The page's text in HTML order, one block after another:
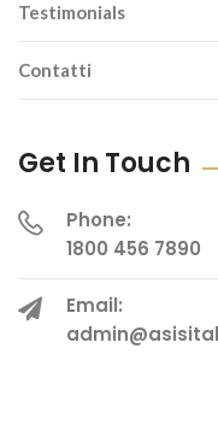
Testimonials
Contatti
Get In Touch
Phone:
1800 456 7890
Email: